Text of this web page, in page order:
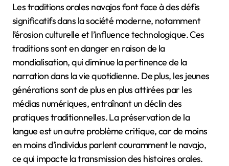
Les traditions orales navajos font face à des défis
significatifs dans la société moderne, notamment
l’érosion culturelle et l’influence technologique. Ces
traditions sont en danger en raison de la
mondialisation, qui diminue la pertinence de la
narration dans la vie quotidienne. De plus, les jeunes
générations sont de plus en plus attirées par les
médias numériques, entraînant un déclin des
pratiques traditionnelles. La préservation de la
langue est un autre problème critique, car de moins
en moins d’individus parlent couramment le navajo,
ce qui impacte la transmission des histoires orales.